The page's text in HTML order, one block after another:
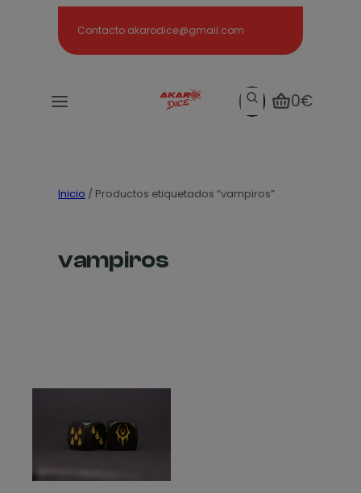
Contacto akarodice@gmail.com
Search0€
Inicio / Productos etiquetados “vampiros”
vampiros